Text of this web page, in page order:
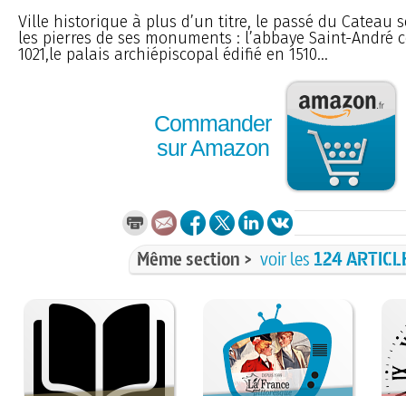
Ville historique à plus d’un titre, le passé du Cateau
les pierres de ses monuments : l’abbaye Saint-André
1021,le palais archiépiscopal édifié en 1510...
Commander
sur Amazon
Même section > voir les 124